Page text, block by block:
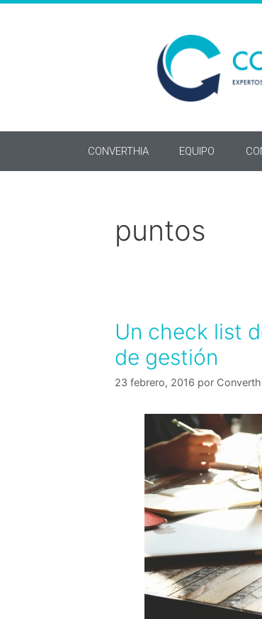
CONVERTHIA EQUIPO
puntos
Un check list
de gestión
23 febrero, 2016 por